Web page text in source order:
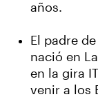
años.
El padre
nació en
en la gira
venir a los